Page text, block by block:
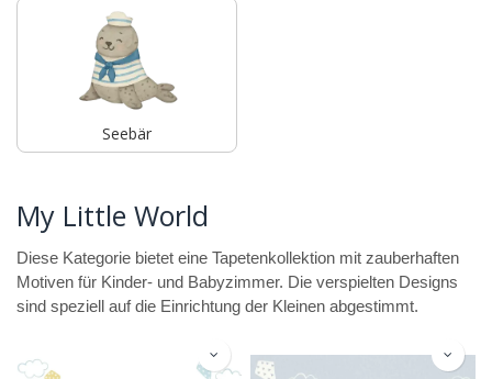
Seebär
My Little World
Diese Kategorie bietet eine Tapetenkollektion mit zauberhaften
Motiven für Kinder- und Babyzimmer. Die verspielten Designs
sind speziell auf die Einrichtung der Kleinen abgestimmt.